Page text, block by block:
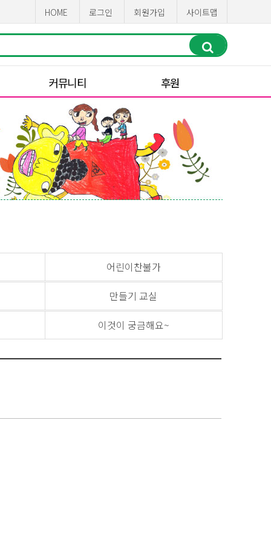
HOME 로그인 회원가입 사이트맵
커뮤니티 후원
어린이찬불가
만들기 교실
이것이 궁금해요~